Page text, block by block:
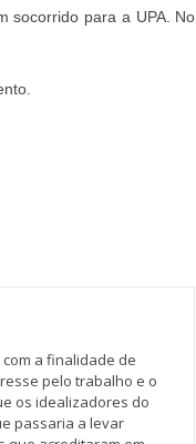
socorrido para a UPA. No
a finalidade de
pelo trabalho e o
os idealizadores do
passaria a levar